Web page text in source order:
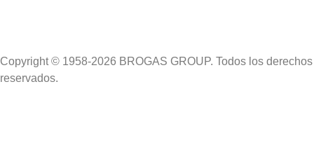
Copyright © 1958-2026 BROGAS GROUP. Todos los derechos
reservados.